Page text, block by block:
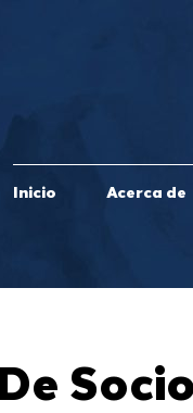
Inicio Acerca de